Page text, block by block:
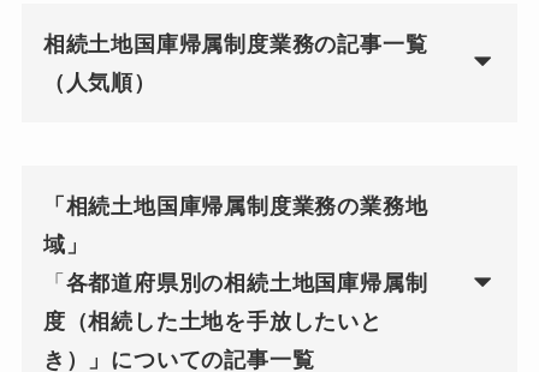
相続土地国庫帰属制度業務の記事一覧
（人気順）
「相続土地国庫帰属制度業務の業務地
域」
「 各都道府県別の相続土地国庫帰属制
度（相続した土地を手放したいと
き）」についての記事一覧